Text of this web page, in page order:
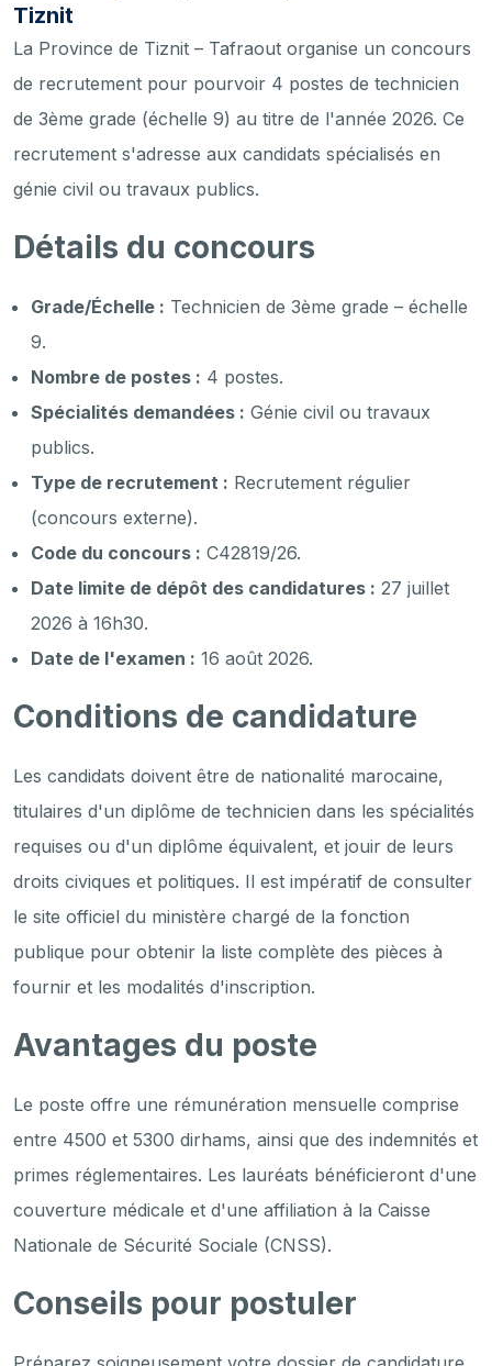
Tiznit
La Province de Tiznit – Tafraout organise un concours
de recrutement pour pourvoir 4 postes de technicien
de 3ème grade (échelle 9) au titre de l'année 2026. Ce
recrutement s'adresse aux candidats spécialisés en
génie civil ou travaux publics.
Détails du concours
Grade/Échelle : Technicien de 3ème grade – échelle
9.
Nombre de postes : 4 postes.
Spécialités demandées : Génie civil ou travaux
publics.
Type de recrutement : Recrutement régulier
(concours externe).
Code du concours : C42819/26.
Date limite de dépôt des candidatures : 27 juillet
2026 à 16h30.
Date de l'examen : 16 août 2026.
Conditions de candidature
Les candidats doivent être de nationalité marocaine,
titulaires d'un diplôme de technicien dans les spécialités
requises ou d'un diplôme équivalent, et jouir de leurs
droits civiques et politiques. Il est impératif de consulter
le site officiel du ministère chargé de la fonction
publique pour obtenir la liste complète des pièces à
fournir et les modalités d'inscription.
Avantages du poste
Le poste offre une rémunération mensuelle comprise
entre 4500 et 5300 dirhams, ainsi que des indemnités et
primes réglementaires. Les lauréats bénéficieront d'une
couverture médicale et d'une affiliation à la Caisse
Nationale de Sécurité Sociale (CNSS).
Conseils pour postuler